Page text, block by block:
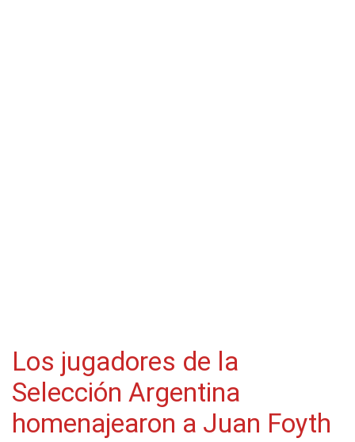
Los jugadores de la
Selección Argentina
homenajearon a Juan Foyth